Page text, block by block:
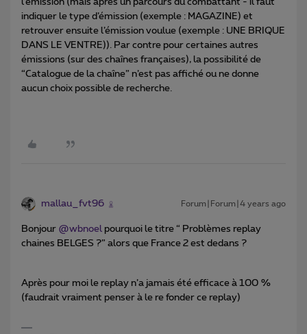
l’émission (mais après un parcours du combattant - il faut
indiquer le type d’émission (exemple : MAGAZINE) et
retrouver ensuite l’émission voulue (exemple : UNE BRIQUE
DANS LE VENTRE)). Par contre pour certaines autres
émissions (sur des chaînes françaises), la possibilité de
“Catalogue de la chaîne” n’est pas affiché ou ne donne
aucun choix possible de recherche.
mallau_fvt96 Forum|Forum|4 years ago
Bonjour @wbnoel pourquoi le titre “ Problèmes replay
chaines BELGES ?” alors que France 2 est dedans ?
Après pour moi le replay n’a jamais été efficace à 100 %
(faudrait vraiment penser à le re fonder ce replay)